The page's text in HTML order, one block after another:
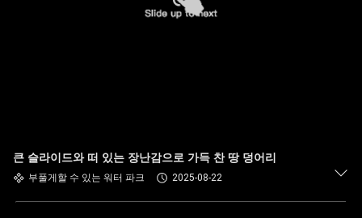
큰 슬라이드와 떠 있는 장난감으로 가득 찬 땅 덩어리
부풀게할 수 있는 워터 파크 2025-08-22